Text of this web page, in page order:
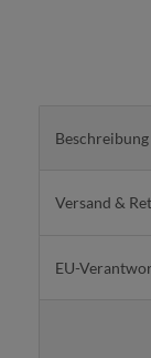
Beschreibung
Versand &
EU-